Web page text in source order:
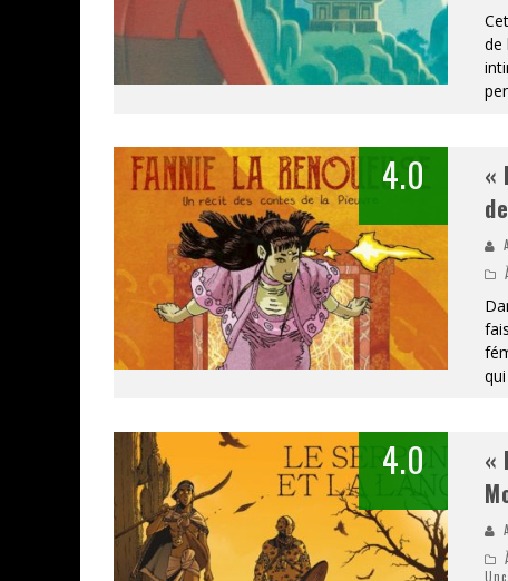
de
4.0
«
4.0
«
CONCOURS : CALENDRIER DE
COPIE DU JEU « GRID, ULTIMATE
SUR XBOX ONE OU PS4